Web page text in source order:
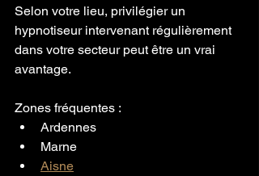
Selon votre lieu, privilégier un
hypnotiseur intervenant régulièrement
dans votre secteur peut être un vrai
avantage.
Zones fréquentes :
Ardennes
Marne
Aisne